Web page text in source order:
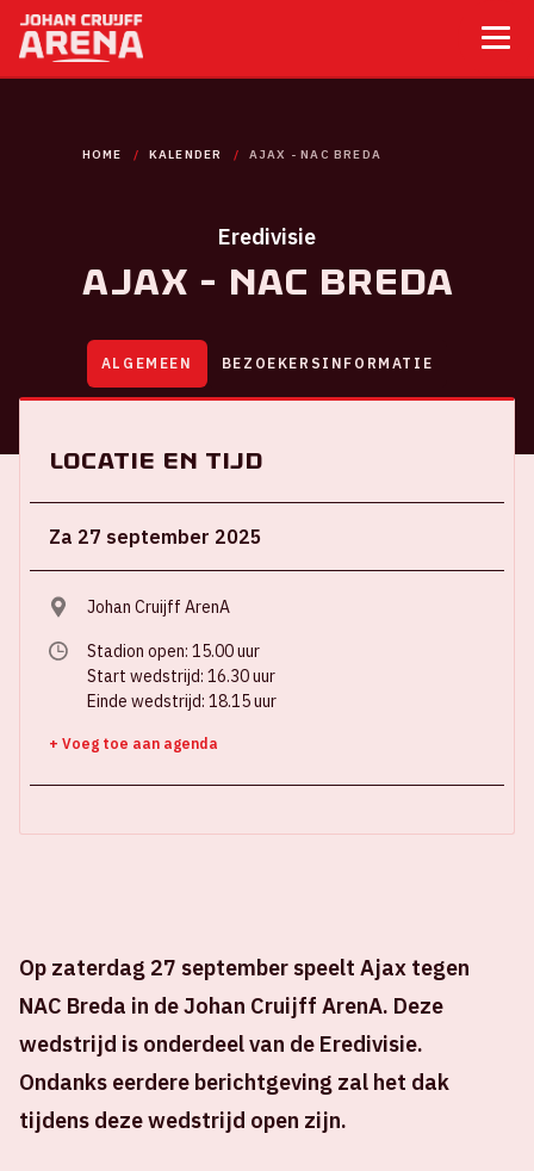
HOME KALENDER AJAX - NAC BREDA
Eredivisie
Ajax - NAC Breda
ALGEMEEN BEZOEKERSINFORMATIE
Op zaterdag 27 september speelt Ajax tegen
NAC Breda in de Johan Cruijff ArenA. Deze
wedstrijd is onderdeel van de Eredivisie.
Ondanks eerdere berichtgeving zal het dak
tijdens deze wedstrijd open zijn.
Locatie en tijd
Za 27 september 2025
Johan Cruijff ArenA
Stadion open: 15.00 uur
Start wedstrijd: 16.30 uur
Einde wedstrijd: 18.15 uur
+ Voeg toe aan agenda